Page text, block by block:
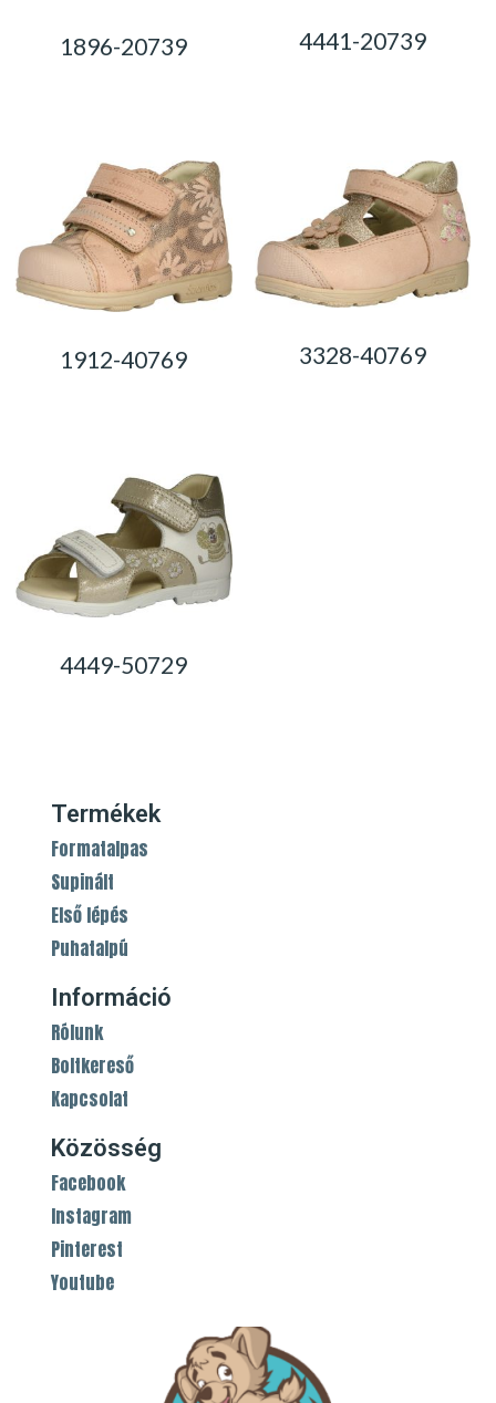
1896-20739 4441-20739
1912-40769 3328-40769
4449-50729
Termékek
Formatalpas
Supinált
Első lépés
Puhatalpú
Információ
Rólunk
Boltkereső
Kapcsolat
Közösség
Facebook
Instagram
Pinterest
Youtube